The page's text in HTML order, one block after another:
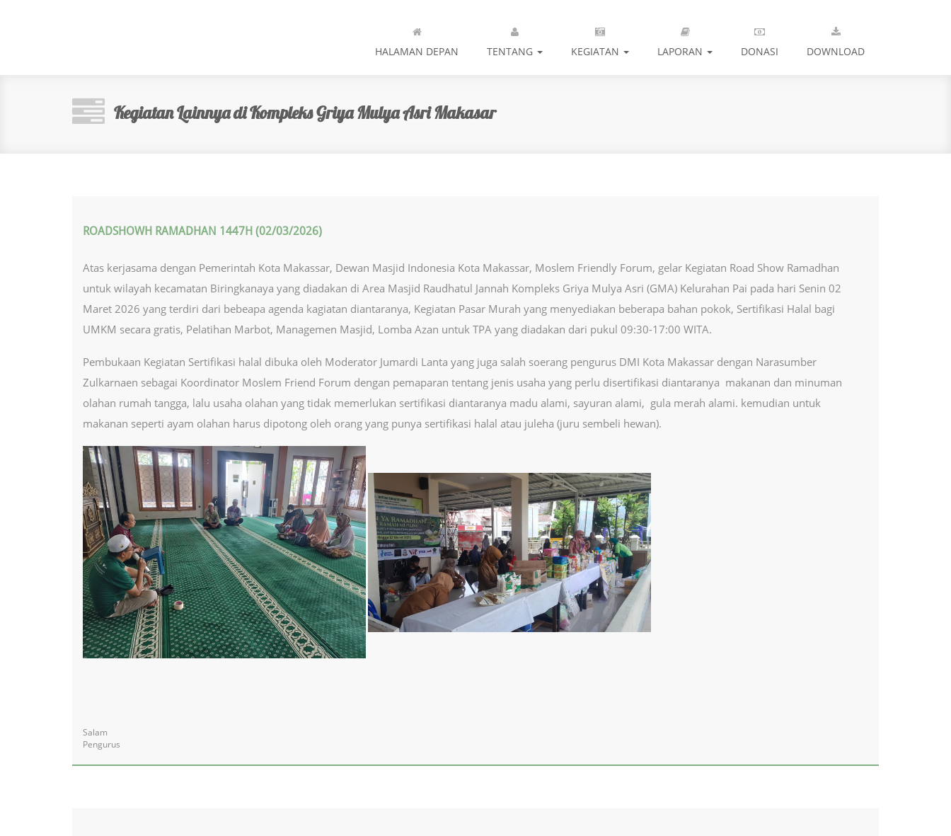
HALAMAN DEPAN TENTANG KEGIATAN LAPORAN DONASI DOWNLOAD
Kegiatan Lainnya di Kompleks Griya Mulya Asri Makasar
ROADSHOWH RAMADHAN 1447H (02/03/2026)
Atas kerjasama dengan Pemerintah Kota Makassar, Dewan Masjid Indonesia Kota Makassar, Moslem Friendly Forum, gelar Kegiatan Road Show Ramadhan
untuk wilayah kecamatan Biringkanaya yang diadakan di Area Masjid Raudhatul Jannah Kompleks Griya Mulya Asri (GMA) Kelurahan Pai pada hari Senin 02
Maret 2026 yang terdiri dari bebeapa agenda kagiatan diantaranya, Kegiatan Pasar Murah yang menyediakan beberapa bahan pokok, Sertifikasi Halal bagi
UMKM secara gratis, Pelatihan Marbot, Managemen Masjid, Lomba Azan untuk TPA yang diadakan dari pukul 09:30-17:00 WITA.
Pembukaan Kegiatan Sertifikasi halal dibuka oleh Moderator Jumardi Lanta yang juga salah soerang pengurus DMI Kota Makassar dengan Narasumber
Zulkarnaen sebagai Koordinator Moslem Friend Forum dengan pemaparan tentang jenis usaha yang perlu disertifikasi diantaranya makanan dan minuman
olahan rumah tangga, lalu usaha olahan yang tidak memerlukan sertifikasi diantaranya madu alami, sayuran alami, gula merah alami. kemudian untuk
makanan seperti ayam olahan harus dipotong oleh orang yang punya sertifikasi halal atau juleha (juru sembeli hewan).
Salam
Pengurus